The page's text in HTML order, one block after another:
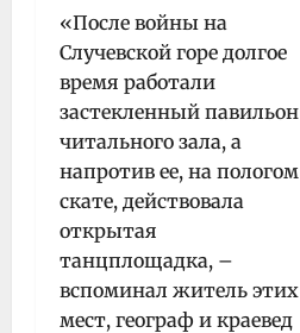
«После войны на
Случевской горе долгое
время работали
застекленный павильон
читального зала, а
напротив ее, на пологом
скате, действовала
открытая
танцплощадка, –
вспоминал житель этих
мест, географ и краевед